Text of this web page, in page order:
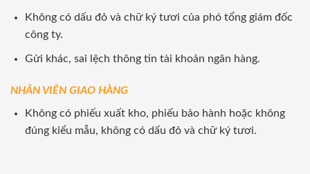
Không có dấu đỏ và chữ ký tươi của phó tổng giám đốc
công ty.
Gửi khác, sai lệch thông tin tài khoản ngân hàng.
NHÂN VIÊN GIAO HÀNG
Không có phiếu xuất kho, phiếu bảo hành hoặc không
đúng kiểu mẫu, không có dấu đỏ và chữ ký tươi.